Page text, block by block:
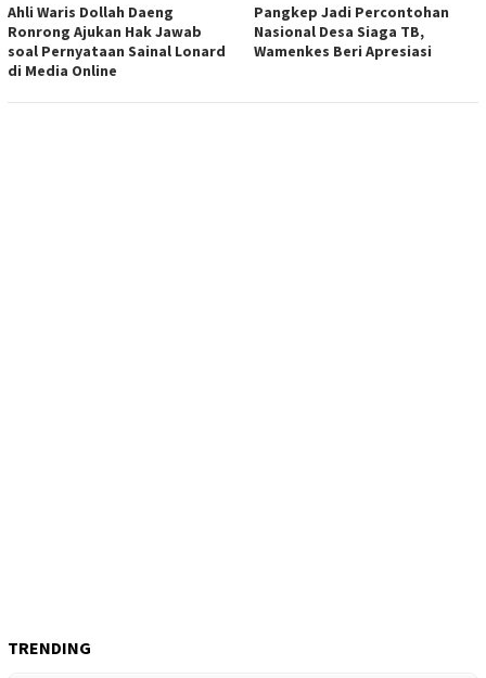
Ahli Waris Dollah Daeng
Ronrong Ajukan Hak Jawab
soal Pernyataan Sainal Lonard
di Media Online
Pangkep Jadi Percontohan
Nasional Desa Siaga TB,
Wamenkes Beri Apresiasi
TRENDING